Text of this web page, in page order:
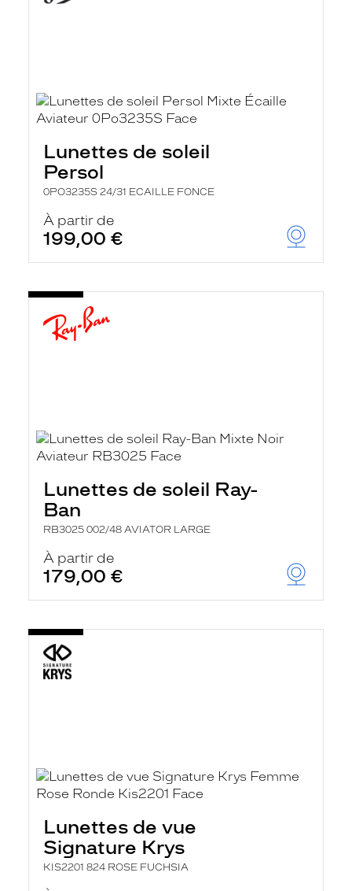
Lunettes de soleil
Persol
0PO3235S 24/31 ECAILLE FONCE
À partir de
199,00 €
Lunettes de soleil Ray-
Ban
RB3025 002/48 AVIATOR LARGE
À partir de
179,00 €
Lunettes de vue
Signature Krys
KIS2201 824 ROSE FUCHSIA